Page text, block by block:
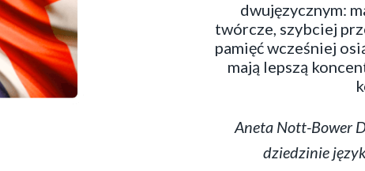
dwujęzycznym:
twórcze, szybciej
pamięć wcześniej
mają lepszą
Aneta Nott-Bower
dziedzinie